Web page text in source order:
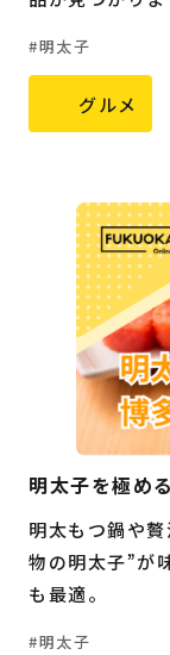
明太子
グルメ
明太子を極め
明太もつ鍋や
物の明太子”が
も最適。
明太子